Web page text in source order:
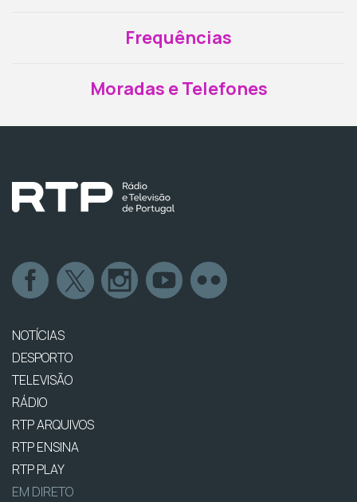
Frequências
Moradas e Telefones
NOTÍCIAS
DESPORTO
TELEVISÃO
RÁDIO
RTP ARQUIVOS
RTP ENSINA
RTP PLAY
EM DIRETO